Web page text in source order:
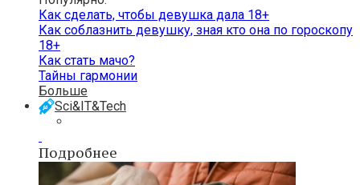
Как сделать, чтобы девушка дала 18+
Как соблазнить девушку, зная кто она по гороскопу
18+
Как стать мачо?
Тайны гармонии
Больше
Sci&IT&Tech
Подробнее